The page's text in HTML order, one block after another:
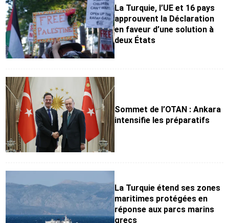
La Turquie, l’UE et 16 pays
approuvent la Déclaration
en faveur d’une solution à
deux États
Sommet de l’OTAN : Ankara
intensifie les préparatifs
La Turquie étend ses zones
maritimes protégées en
réponse aux parcs marins
grecs